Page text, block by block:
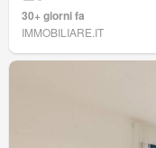
30+ giorni fa
IMMOBILIARE.IT